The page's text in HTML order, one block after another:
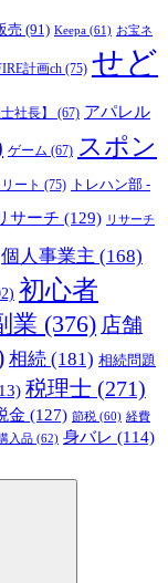
売 (91) Keepa (61) お宝ネ
計画ch (75) せど
社長】 (67) アパレル
ゲーム (67) スポン
ート (75) トレハン部 -
サーチ (129) リサーチ
個人事業主 (168)
初心者
業 (376) 店舗
相続 (181) 相続問題
税理士 (271)
金 (127) 節税 (60) 経費
入品 (62) 身バレ (114)